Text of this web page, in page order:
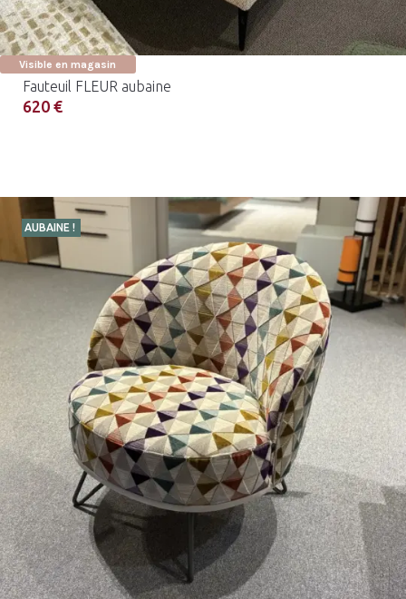
Visible en magasin
Fauteuil FLEUR aubaine
620 €
AUBAINE !